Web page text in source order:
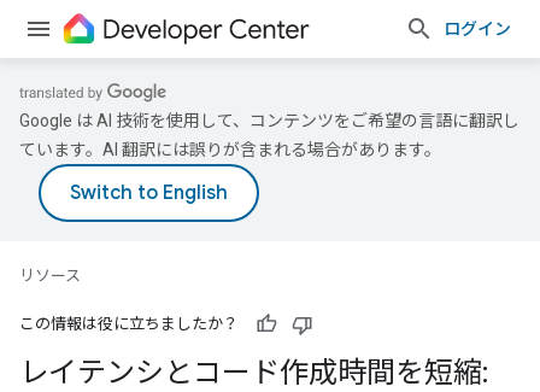
ログイン
Google は AI 技術を使用して、コンテンツをご希望の言語に翻訳し
ています。AI 翻訳には誤りが含まれる場合があります。
リソース
この情報は役に立ちましたか？
レイテンシとコード作成時間を短縮: